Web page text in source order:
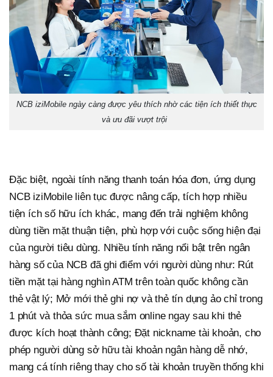
NCB iziMobile ngày càng được yêu thích nhờ các tiện ích thiết thực
và ưu đãi vượt trội
Đặc biệt, ngoài tính năng thanh toán hóa đơn, ứng dụng
NCB iziMobile liên tục được nâng cấp, tích hợp nhiều
tiện ích số hữu ích khác, mang đến trải nghiệm không
dùng tiền mặt thuận tiện, phù hợp với cuộc sống hiện đại
của người tiêu dùng. Nhiều tính năng nổi bật trên ngân
hàng số của NCB đã ghi điểm với người dùng như: Rút
tiền mặt tại hàng nghìn ATM trên toàn quốc không cần
thẻ vật lý; Mở mới thẻ ghi nợ và thẻ tín dụng ảo chỉ trong
1 phút và thỏa sức mua sắm online ngay sau khi thẻ
được kích hoạt thành công; Đặt nickname tài khoản, cho
phép người dùng sở hữu tài khoản ngân hàng dễ nhớ,
mang cá tính riêng thay cho số tài khoản truyền thống khi